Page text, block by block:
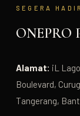
SEGERA HADIR
ONEPRO
Alamat: iL
Boulevard,
Tangerang,